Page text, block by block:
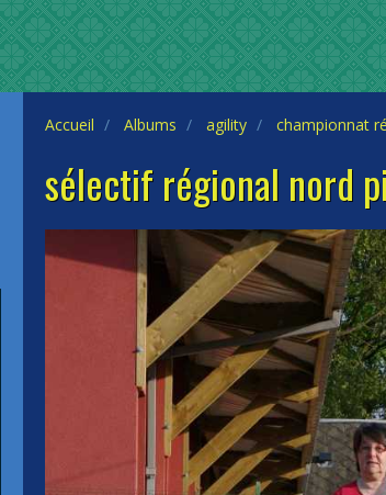
Accueil Albums agility championnat
sélectif régional nord